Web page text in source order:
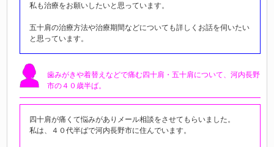
私も治療をお願いしたいと思っています。
五十肩の治療方法や治療期間などについても詳しくお話を伺いたい
と思っています。
歯みがきや着替えなどで痛む四十肩・五十肩について、河内長野
市の４０歳半ば。
四十肩が痛くて悩みがありメール相談をさせてもらいました。
私は、４０代半ばで河内長野市に住んでいます。